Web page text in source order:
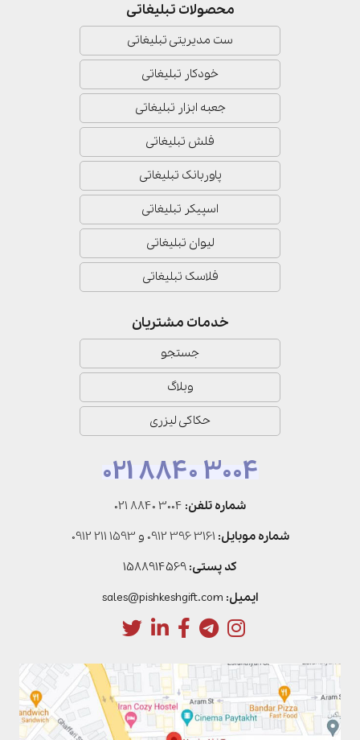
محصولات تبلیغاتی
ست مدیریتی تبلیغاتی
خودکار تبلیغاتی
جعبه ابزار تبلیغاتی
فلش تبلیغاتی
پاوربانک تبلیغاتی
اسپیکر تبلیغاتی
لیوان تبلیغاتی
فلاسک تبلیغاتی
خدمات مشتریان
جستجو
وبلاگ
حکاکی لیزری
021 8840 3004
شماره تلفن: 021 8840 3004
شماره موبایل: 0912 396 3161 و 0912 211 1593
کد پستی:
ایمیل: